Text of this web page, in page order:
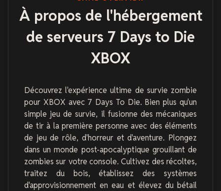
À propos de l'hébergement
de serveurs 7 Days to Die
XBOX
Découvrez l'expérience ultime de survie zombie
pour XBOX avec 7 Days To Die. Bien plus qu'un
simple jeu de survie, il fusionne des mécaniques
de tir à la première personne avec des éléments
de jeu de rôle, d'horreur et d'aventure. Plongez
dans un monde post-apocalyptique grouillant de
zombies sur votre console. Cultivez des récoltes,
traitez du bois, établissez des systèmes
d'approvisionnement en eau et élevez du bétail